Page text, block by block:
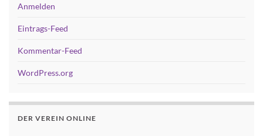
Anmelden
Eintrags-Feed
Kommentar-Feed
WordPress.org
DER VEREIN ONLINE